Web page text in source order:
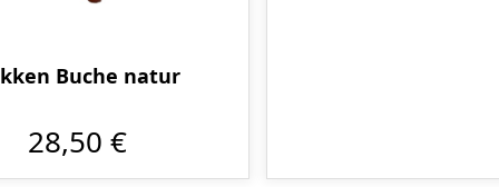
Buche natur
28,50 €